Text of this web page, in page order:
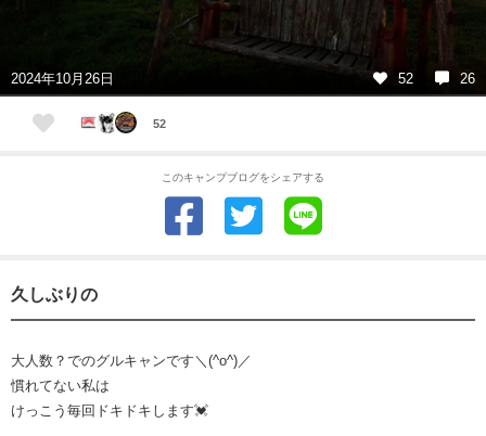
2024年10月26日 52 26
52
このキャンプブログをシェアする
久しぶりの
大人数？でのグルキャンです＼(^o^)／
慣れてない私は
けっこう毎回ドキドキします💓